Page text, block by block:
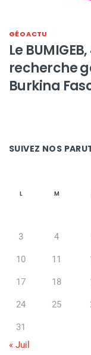
GÉO ACTU
Le
recherche
Burkina
SUIVEZ NOS
L M
3 4
10 11
17 18
24 25
31
« Juil